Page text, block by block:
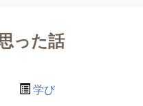
った話
学び